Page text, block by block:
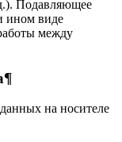
Подавляющее
ином виде
между
на носителе